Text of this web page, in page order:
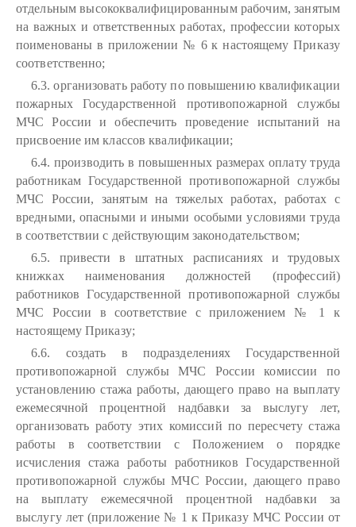
отдельным высококвалифицированным рабочим, занятым
на важных и ответственных работах, профессии которых
поименованы в приложении № 6 к настоящему Приказу
соответственно;
6.3. организовать работу по повышению квалификации
пожарных Государственной противопожарной службы
МЧС России и обеспечить проведение испытаний на
присвоение им классов квалификации;
6.4. производить в повышенных размерах оплату труда
работникам Государственной противопожарной службы
МЧС России, занятым на тяжелых работах, работах с
вредными, опасными и иными особыми условиями труда
в соответствии с действующим законодательством;
6.5. привести в штатных расписаниях и трудовых
книжках наименования должностей (профессий)
работников Государственной противопожарной службы
МЧС России в соответствие с приложением № 1 к
настоящему Приказу;
6.6. создать в подразделениях Государственной
противопожарной службы МЧС России комиссии по
установлению стажа работы, дающего право на выплату
ежемесячной процентной надбавки за выслугу лет,
организовать работу этих комиссий по пересчету стажа
работы в соответствии с Положением о порядке
исчисления стажа работы работников Государственной
противопожарной службы МЧС России, дающего право
на выплату ежемесячной процентной надбавки за
выслугу лет (приложение № 1 к Приказу МЧС России от